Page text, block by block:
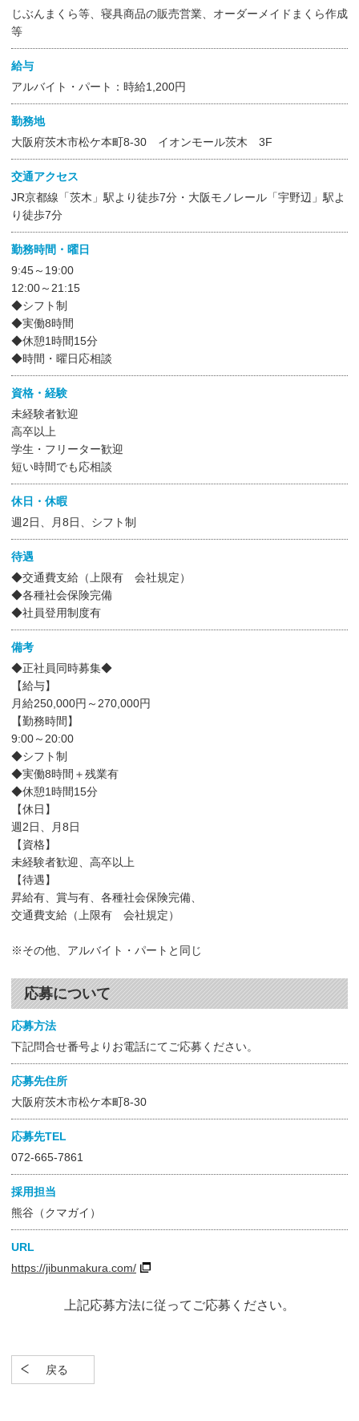
じぶんまくら等、寝具商品の販売営業、オーダーメイドまくら作成
等
給与
アルバイト・パート：時給1,200円
勤務地
大阪府茨木市松ケ本町8-30 イオンモール茨木 3F
交通アクセス
JR京都線「茨木」駅より徒歩7分・大阪モノレール「宇野辺」駅よ
り徒歩7分
勤務時間・曜日
9:45～19:00
12:00～21:15
◆シフト制
◆実働8時間
◆休憩1時間15分
◆時間・曜日応相談
資格・経験
未経験者歓迎
高卒以上
学生・フリーター歓迎
短い時間でも応相談
休日・休暇
週2日、月8日、シフト制
待遇
◆交通費支給（上限有 会社規定）
◆各種社会保険完備
◆社員登用制度有
備考
◆正社員同時募集◆
【給与】
月給250,000円～270,000円
【勤務時間】
9:00～20:00
◆シフト制
◆実働8時間＋残業有
◆休憩1時間15分
【休日】
週2日、月8日
【資格】
未経験者歓迎、高卒以上
【待遇】
昇給有、賞与有、各種社会保険完備、
交通費支給（上限有 会社規定）
※その他、アルバイト・パートと同じ
応募について
応募方法
下記問合せ番号よりお電話にてご応募ください。
応募先住所
大阪府茨木市松ケ本町8-30
応募先TEL
072-665-7861
採用担当
熊谷（クマガイ）
URL
https://jibunmakura.com/
上記応募方法に従ってご応募ください。
戻る